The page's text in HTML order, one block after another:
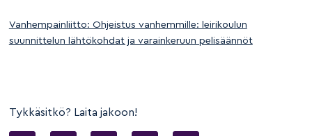
Vanhempainliitto: Ohjeistus vanhemmille: leirikoulun
suunnittelun lähtökohdat ja varainkeruun pelisäännöt
Tykkäsitkö? Laita jakoon!